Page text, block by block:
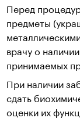
Перед
предметы
врачу о
принимаемых
При наличии
сдать
оценки их